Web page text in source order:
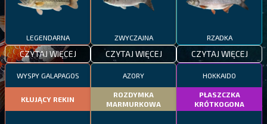
LEGENDARNA
CZYTAJ WIĘCEJ
ZWYCZAJNA
CZYTAJ WIĘCEJ
RZADKA
CZYTAJ WIĘCEJ
WYSPY GALAPAGOS
KŁUJĄCY REKIN
AZORY
ROZDYMKA
MARMURKOWA
HOKKAIDO
PŁASZCZKA
KRÓTKOGONA